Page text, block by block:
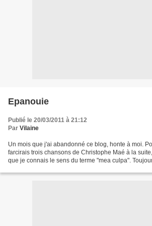
Epanouie
Publié le 20/03/2011 à 21:12
Par Vilaine
Un mois que j'ai abandonné ce blog, honte à moi.
farcirais trois chansons de Christophe Maé à la
que je connais le sens du terme "mea culpa".